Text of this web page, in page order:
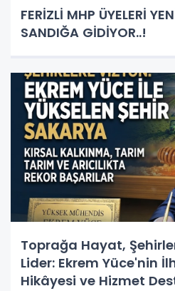
FERİZLİ MHP ÜYELERİ
SANDIĞA GİDİYOR..!
Toprağa Hayat,
Lider: Ekrem Yüce'nin
Hikâyesi ve Hizmet